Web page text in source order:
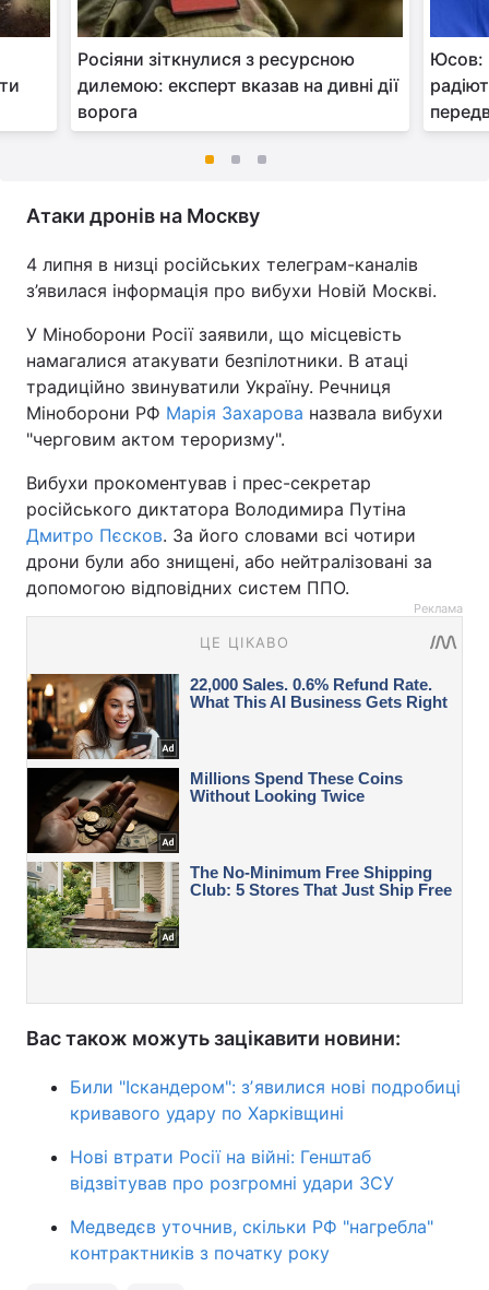
Росіяни зіткнулися з ресурсною
дилемою: експерт вказав на дивні дії
ворога
Юсов:
Атаки дронів на Москву
4 липня в низці російських телеграм-каналів
з’явилася інформація про вибухи Новій Москві.
У Міноборони Росії заявили, що місцевість
намагалися атакувати безпілотники. В атаці
традиційно звинуватили Україну. Речниця
Міноборони РФ Марія Захарова назвала вибухи
"черговим актом тероризму".
Вибухи прокоментував і прес-секретар
російського диктатора Володимира Путіна
Дмитро Пєсков. За його словами всі чотири
дрони були або знищені, або нейтралізовані за
допомогою відповідних систем ППО.
Реклама
Вас також можуть зацікавити новини:
Били "Іскандером": зʼявилися нові подробиці
кривавого удару по Харківщині
Нові втрати Росії на війні: Генштаб
відзвітував про розгромні удари ЗСУ
Медведєв уточнив, скільки РФ "нагребла"
контрактників з початку року